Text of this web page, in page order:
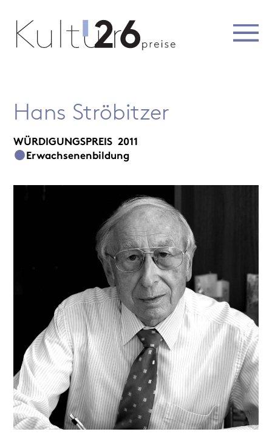
Hans Ströbitzer
WÜRDIGUNGSPREIS 2011
Erwachsenenbildung